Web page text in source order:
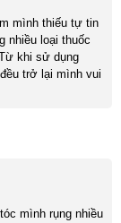
mình thiếu tự tin
nhiều loại thuốc
khi sử dụng
trở lại mình vui
mình rụng nhiều